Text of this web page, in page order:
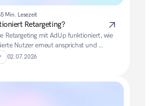
5 Min. Lesezeit
Retargeting?
Retargeting mit AdUp funktioniert, wie
Nutzer erneut ansprichst und
für produktspezifische
erfüllt sein müssen.
02.07.2026